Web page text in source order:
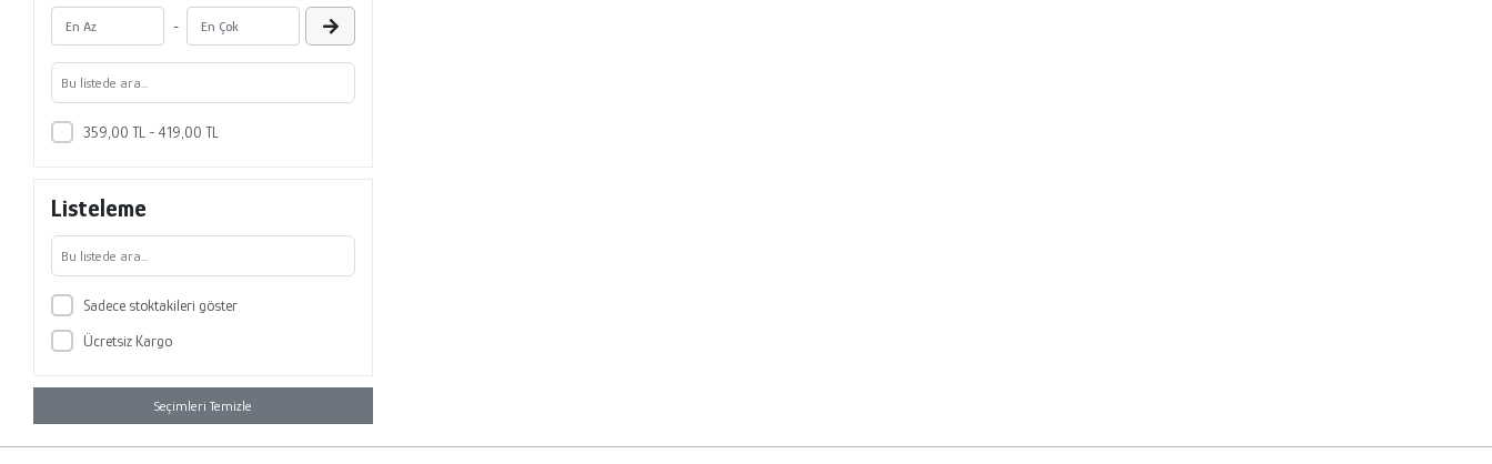
-
359,00 TL - 419,00 TL
Listeleme
Sadece stoktakileri göster
Ücretsiz Kargo
Seçimleri Temizle